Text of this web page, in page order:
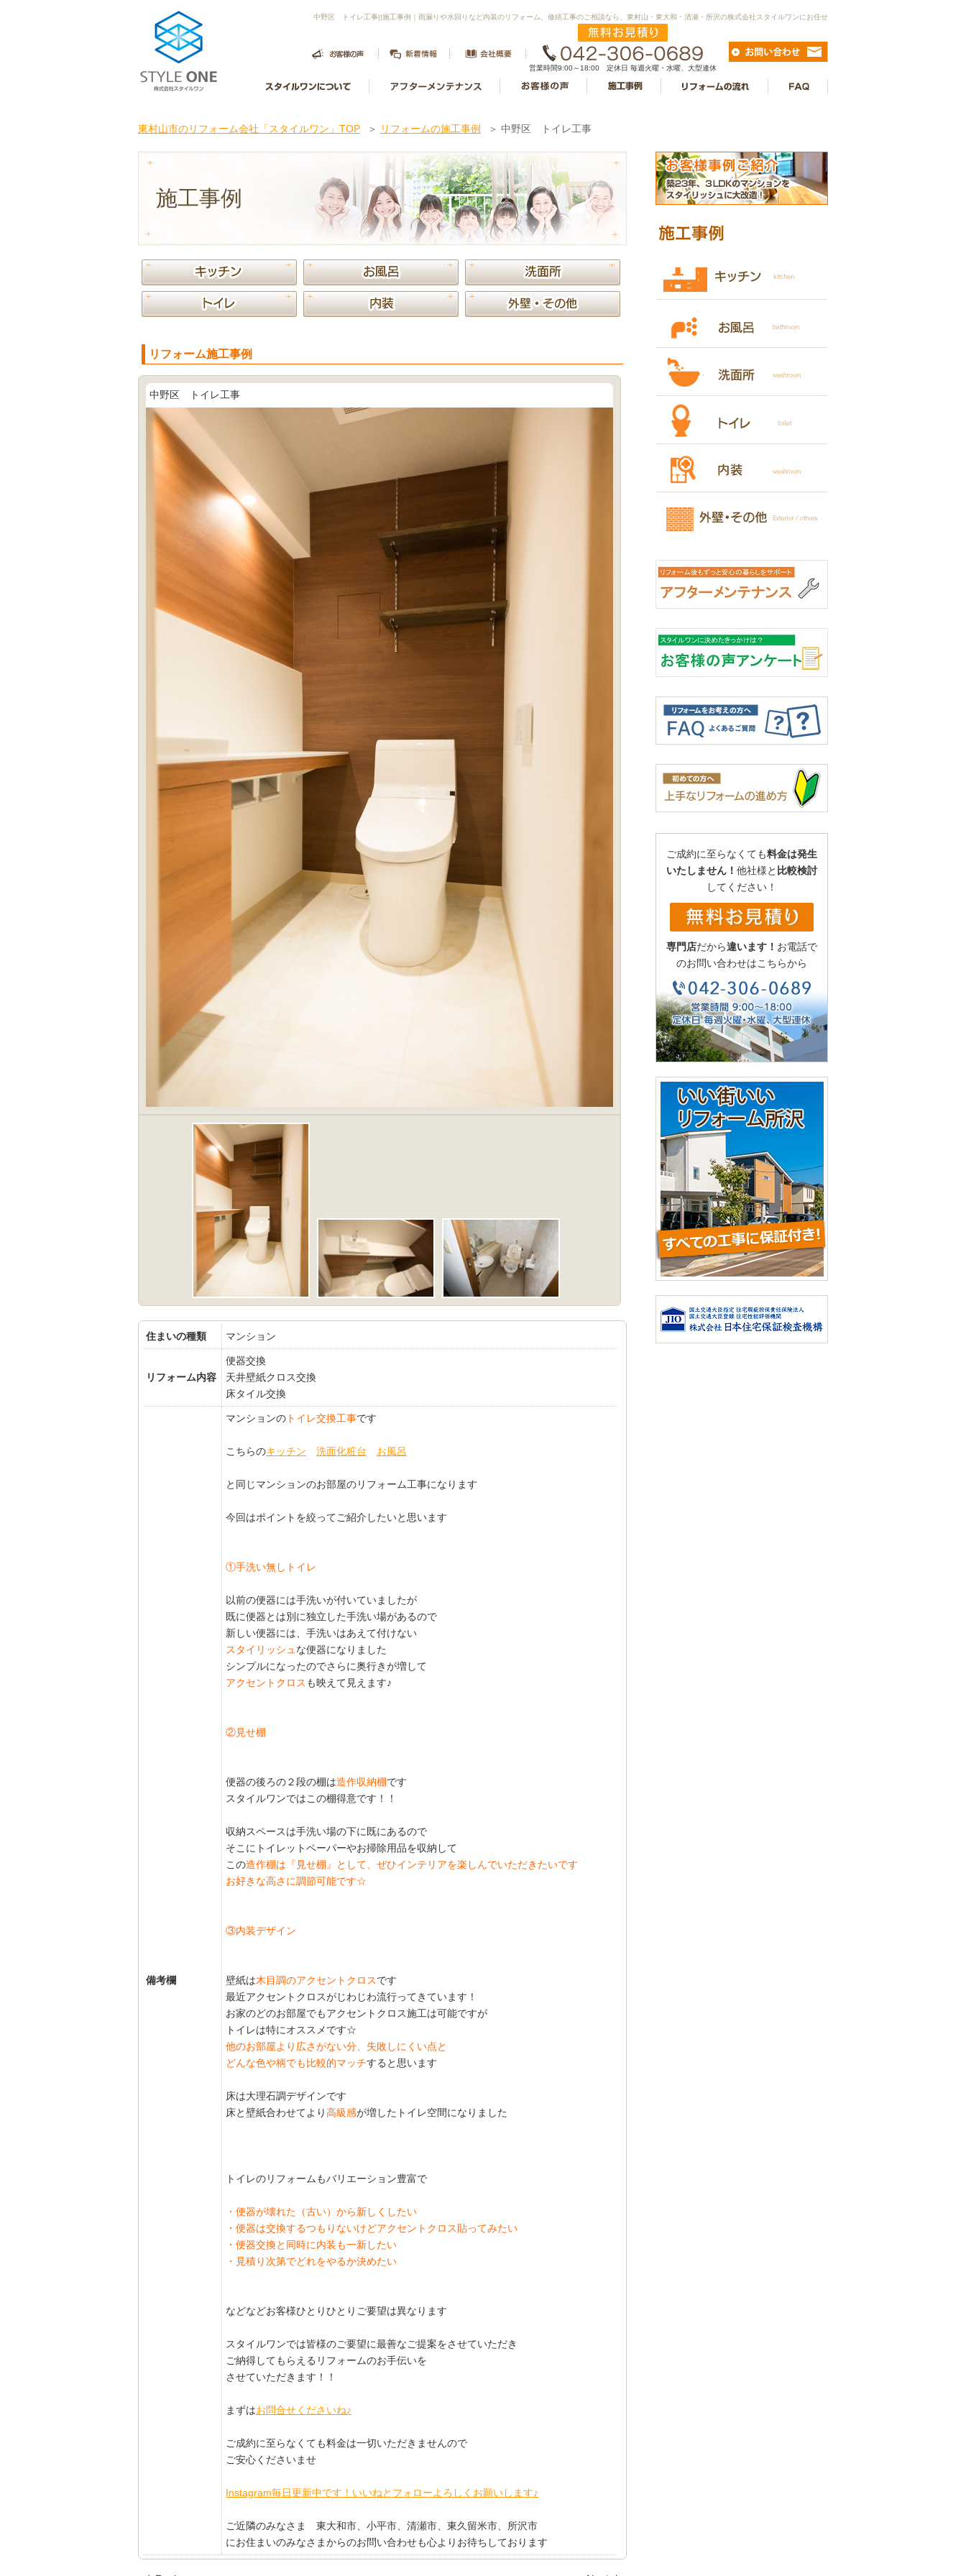
中野区 トイレ工事||施工事例｜雨漏りや水回りなど内装のリフォーム、修繕工事のご相談なら、東村山・東大和・清瀬・所沢の株式会社スタイルワンにお任せ
営業時間9:00～18:00 定休日 毎週火曜・水曜、大型連休
東村山市のリフォーム会社「スタイルワン」TOP ＞ リフォームの施工事例 ＞ 中野区 トイレ工事
施工事例
リフォーム施工事例
中野区 トイレ工事
住まいの種類 マンション
リフォーム内容
便器交換
天井壁紙クロス交換
床タイル交換
備考欄
マンションの トイレ交換工事です
こちらのキッチン 洗面化粧台 お風呂
と同じマンションのお部屋のリフォーム工事になります
今回はポイントを絞ってご紹介したいと思います
①手洗い無しトイレ
以前の便器には手洗いが付いていましたが
既に便器とは別に独立した手洗い場があるので
新しい便器には、手洗いはあえて付けない
スタイリッシュ な便器になりました
シンプルになったのでさらに奥行きが増して
アクセントクロス も映えて見えます♪
②見せ棚
便器の後ろの２段の棚は造作収納棚です
スタイルワンではこの棚得意です！！
収納スペースは手洗い場の下に既にあるので
そこにトイレットペーパーやお掃除用品を収納して
この造作棚は『見せ棚』として、ぜひインテリアを楽しんでいただきたいです
お好きな高さに調節可能です☆
③内装デザイン
壁紙は木目調のアクセントクロスです
最近アクセントクロスがじわじわ流行ってきています！
お家のどのお部屋でもアクセントクロス施工は可能ですが
トイレは特にオススメです☆
他のお部屋より広さがない分、失敗しにくい点と
どんな色や柄でも比較的マッチすると思います
床は大理石調デザインです
床と壁紙合わせてより高級感が増したトイレ空間になりました
トイレのリフォームもバリエーション豊富で
・便器が壊れた（古い）から新しくしたい
・便器は交換するつもりないけどアクセントクロス貼ってみたい
・便器交換と同時に内装も一新したい
・見積り次第でどれをやるか決めたい
などなどお客様ひとりひとりご要望は異なります
スタイルワンでは皆様のご要望に最善なご提案をさせていただき
ご納得してもらえるリフォームのお手伝いを
させていただきます！！
まずはお問合せくださいね♪
ご成約に至らなくても料金は一切いただきませんので
ご安心くださいませ
Instagram毎日更新中です！いいねとフォローよろしくお願いします♪
ご近隣のみなさま 東大和市、小平市、清瀬市、東久留米市、所沢市
にお住まいのみなさまからのお問い合わせも心よりお待ちしております
ご成約に至らなくても料金は発生
いたしません！ 他社様と 比較検討
してください！
専門店だから違います！ お電話で
のお問い合わせはこちらから